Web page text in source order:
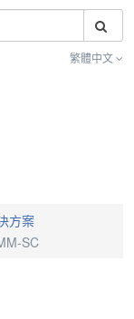
繁體中文
方案
SC